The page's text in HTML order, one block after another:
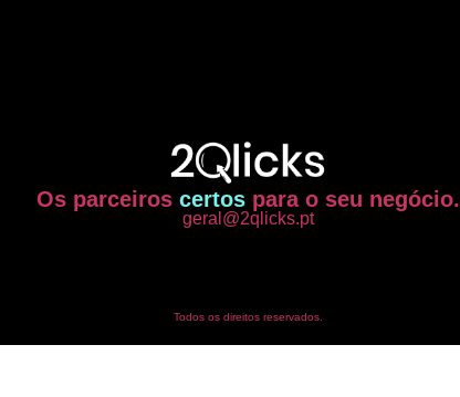
Os parceiros certospara o seu negócio.
geral@2qlicks.pt
Todos os direitos reservados.